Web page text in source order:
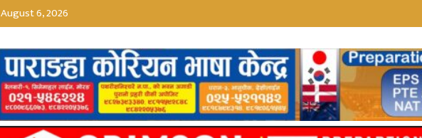
August 6, 2026